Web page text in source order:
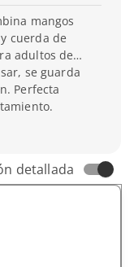
mangos
cuerda de
adultos de
se guarda
Perfecta
detallada